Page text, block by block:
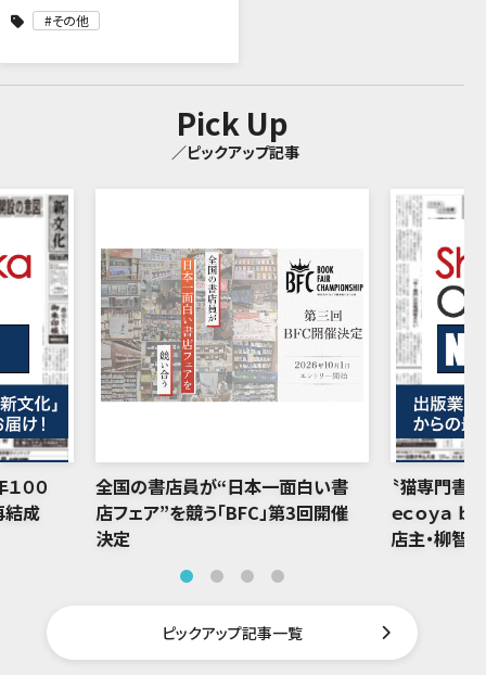
その他
Pick Up
／ピックアップ記事
００
結成
全国の書店員が“日本一面白い書
店フェア”を競う「BFC」第3回開催
決定
〝猫専門書
ｅｃｏｙａ ｂ
店主・柳智
ピックアップ記事一覧